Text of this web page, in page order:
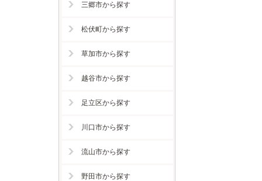
三郷市から探す
松伏町から探す
草加市から探す
越谷市から探す
足立区から探す
川口市から探す
流山市から探す
野田市から探す